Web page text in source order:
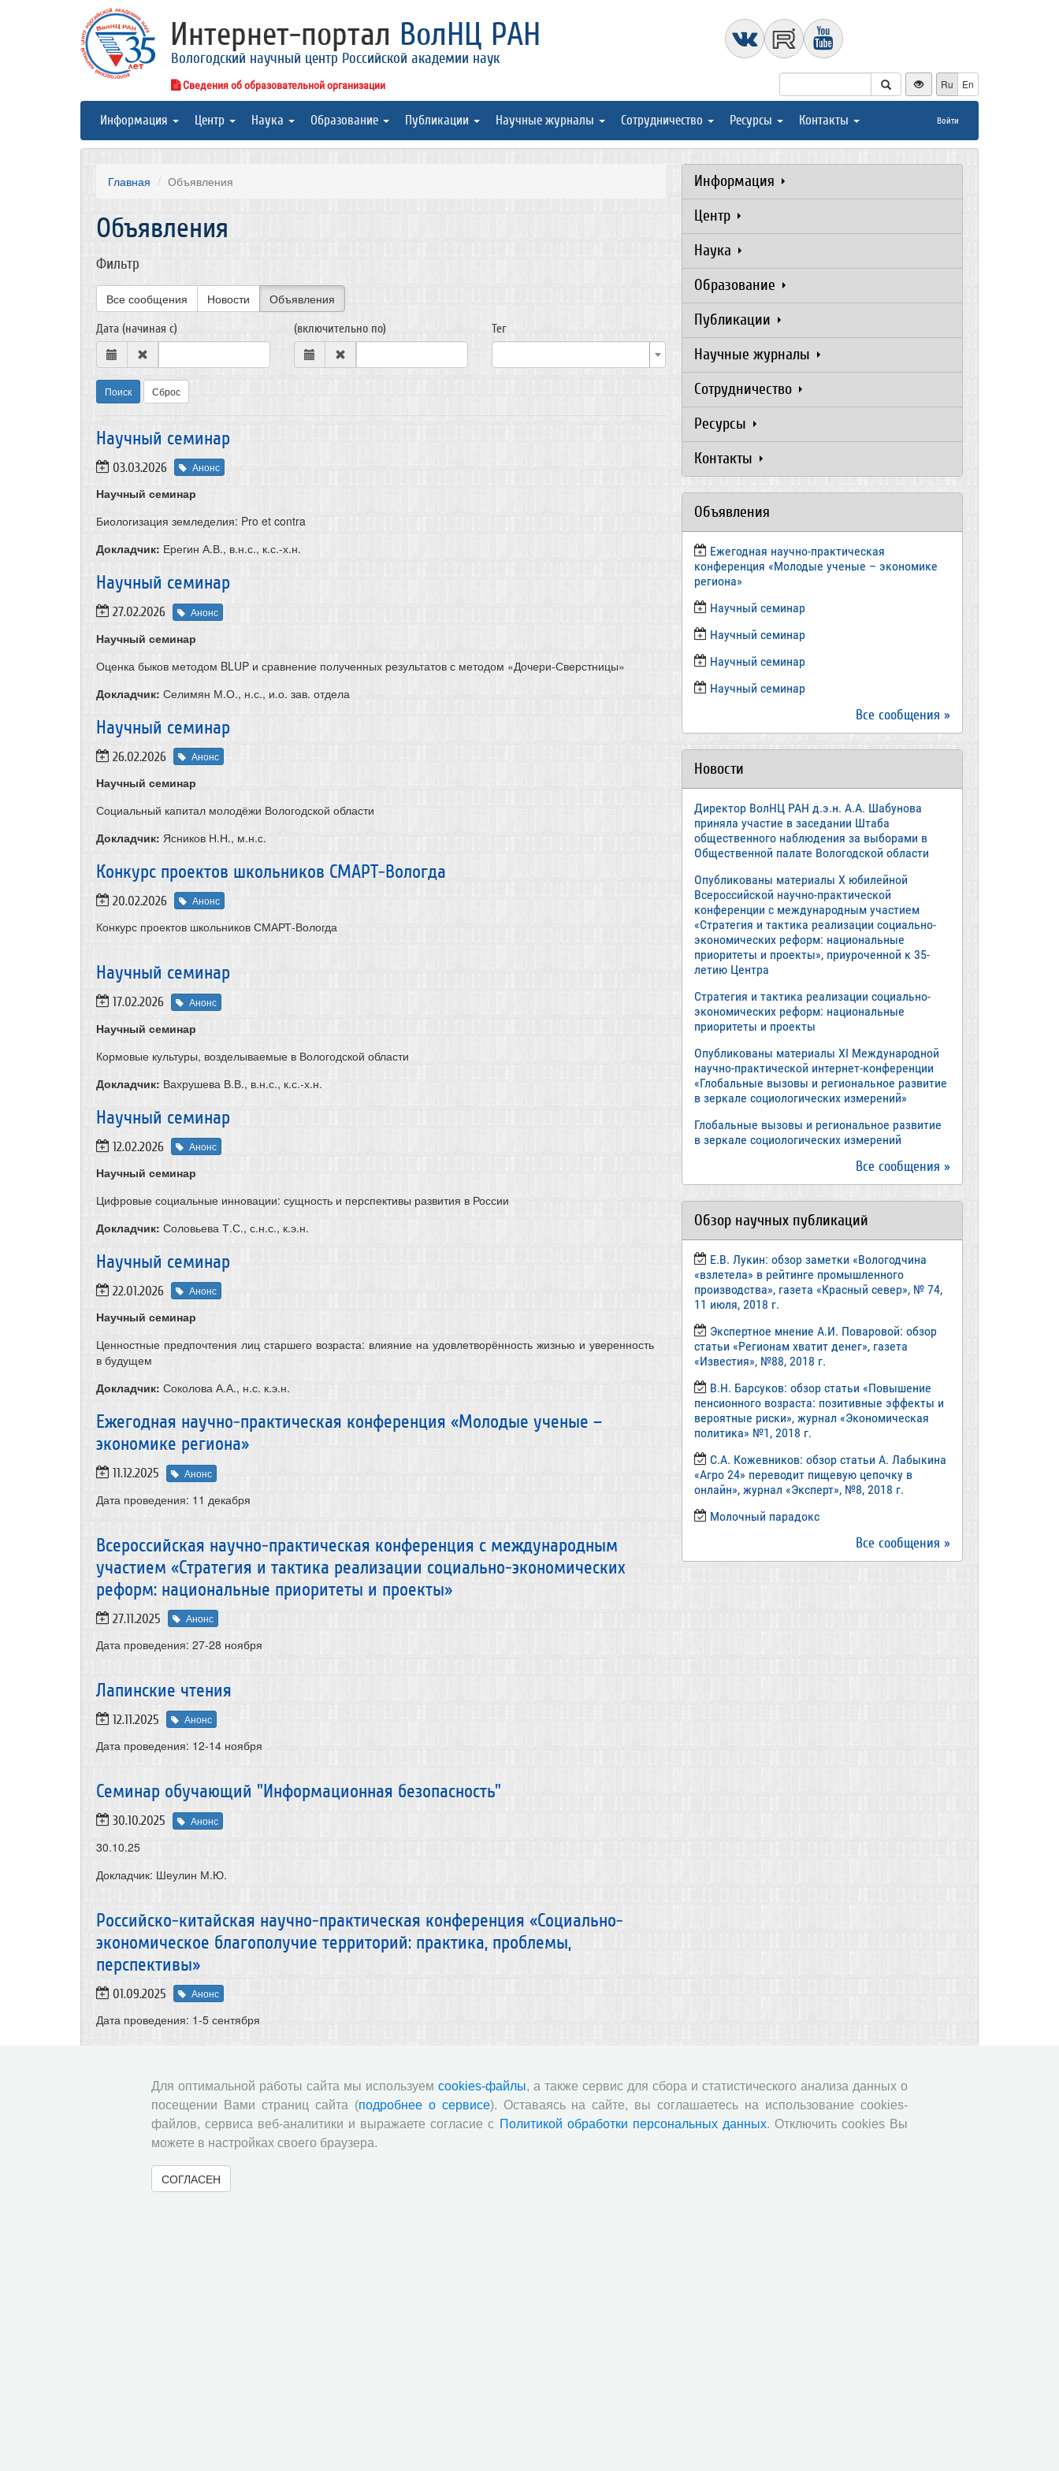
Интернет-портал ВолНЦ РАН
Вологодский научный центр Российской академии наук
Сведения об образовательной организации Ru En
Информация Центр Наука Образование Публикации Научные журналы Сотрудничество Ресурсы Контакты Войти
Главная Объявления
Объявления
Фильтр
Все сообщения Новости Объявления
Дата (начиная с) (включительно по) Тег
Поиск Сброс
​Научный семинар
03.03.2026 Анонс
Научный семинар
Биологизация земледелия: Pro et contra
Докладчик: Ерегин А.В., в.н.с., к.с.-х.н.
Научный семинар
27.02.2026 Анонс
Научный семинар
Оценка быков методом BLUP и сравнение полученных результатов с методом «Дочери-Сверстницы»
Докладчик: Селимян М.О., н.с., и.о. зав. отдела
​Научный семинар
26.02.2026 Анонс
Научный семинар
Социальный капитал молодёжи Вологодской области
Докладчик: Ясников Н.Н., м.н.с.
Конкурс проектов школьников СМАРТ-Вологда
20.02.2026 Анонс
Конкурс проектов школьников СМАРТ-Вологда
Научный семинар
17.02.2026 Анонс
Научный семинар
Кормовые культуры, возделываемые в Вологодской области
Докладчик: Вахрушева В.В., в.н.с., к.с.-х.н.
​Научный семинар
12.02.2026 Анонс
Научный семинар
Цифровые социальные инновации: сущность и перспективы развития в России
Докладчик: Соловьева Т.С., с.н.с., к.э.н.
Научный семинар
22.01.2026 Анонс
Научный семинар
Ценностные предпочтения лиц старшего возраста: влияние на удовлетворённость жизнью и уверенность
в будущем
Докладчик: Соколова А.А., н.с. к.э.н.
Ежегодная научно-практическая конференция «Молодые ученые –
экономике региона»
11.12.2025 Анонс
Дата проведения: 11 декабря
Всероссийская научно-практическая конференция с международным
участием «Стратегия и тактика реализации социально-экономических
реформ: национальные приоритеты и проекты»
27.11.2025 Анонс
Дата проведения: 27-28 ноября
Лапинские чтения
12.11.2025 Анонс
Дата проведения: 12-14 ноября
Семинар обучающий "Информационная безопасность"
30.10.2025 Анонс
30.10.25
Докладчик: Шеулин М.Ю.
Российско-китайская научно-практическая конференция «Социально-
экономическое благополучие территорий: практика, проблемы,
перспективы»
01.09.2025 Анонс
Дата проведения: 1-5 сентября
айрширской породы по округам Российской Федерации"
27.06.2025
Докладчик: Абрамова Н.И., в.н.с., к.с.-х.н.
Информация
Центр
Наука
Образование
Публикации
Научные журналы
Сотрудничество
Ресурсы
Контакты
Объявления
Ежегодная научно-практическая
конференция «Молодые ученые – экономике
региона»
​Научный семинар
​Научный семинар
Научный семинар
​Научный семинар
Все сообщения »
Новости
Директор ВолНЦ РАН д.э.н. А.А. Шабунова
приняла участие в заседании Штаба
общественного наблюдения за выборами в
Общественной палате Вологодской области
Опубликованы материалы X юбилейной
Всероссийской научно-практической
конференции с международным участием
«Стратегия и тактика реализации социально-
экономических реформ: национальные
приоритеты и проекты», приуроченной к 35-
летию Центра
Стратегия и тактика реализации социально-
экономических реформ: национальные
приоритеты и проекты
Опубликованы материалы XI Международной
научно-практической интернет-конференции
«Глобальные вызовы и региональное развитие
в зеркале социологических измерений»
Глобальные вызовы и региональное развитие
в зеркале социологических измерений
Все сообщения »
Обзор научных публикаций
Е.В. Лукин: обзор заметки «Вологодчина
«взлетела» в рейтинге промышленного
производства», газета «Красный север», № 74,
11 июля, 2018 г.
Экспертное мнение А.И. Поваровой: обзор
статьи «Регионам хватит денег», газета
«Известия», №88, 2018 г.
В.Н. Барсуков: обзор статьи «Повышение
пенсионного возраста: позитивные эффекты и
вероятные риски», журнал «Экономическая
политика» №1, 2018 г.
С.А. Кожевников: обзор статьи А. Лабыкина
«Агро 24» переводит пищевую цепочку в
онлайн», журнал «Эксперт», №8, 2018 г.
Молочный парадокс
Все сообщения »
Для оптимальной работы сайта мы используем cookies-файлы, а также сервис для сбора и статистического анализа данных о
посещении Вами страниц сайта (подробнее о сервисе). Оставаясь на сайте, вы соглашаетесь на использование cookies-
файлов, сервиса веб-аналитики и выражаете согласие с Политикой обработки персональных данных. Отключить cookies Вы
можете в настройках своего браузера.
СОГЛАСЕН